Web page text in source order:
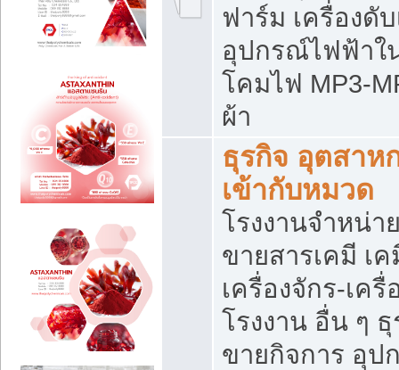
ฟาร์ม เครื่องดั
อุปกรณ์ไฟฟ้าใ
โคมไฟ MP3-
ผ้า
ธุรกิจ อุตสาห
เข้ากับหมวด
โรงงานจำหน่
ขายสารเคมี เ
เครื่องจักร-เค
โรงงาน อื่น ๆ
ขายกิจการ อุป